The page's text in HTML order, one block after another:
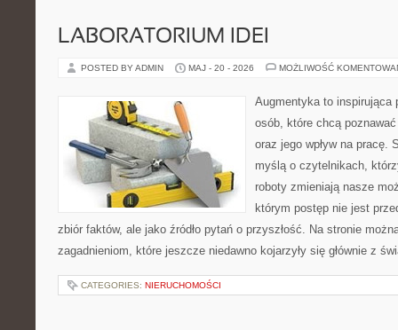
LABORATORIUM IDEI
POSTED BY ADMIN MAJ - 20 - 2026 MOŻLIWOŚĆ
Augmentyka to inspirująca
osób, które chcą
oraz jego wpływ na pracę.
myślą o czytelnikach,
roboty zmieniają nasze
którym postęp nie jest
zbiór faktów, ale jako źródło pytań o przyszłość. Na stronie
zagadnieniom, które jeszcze niedawno kojarzyły się głównie z
CATEGORIES: NIERUCHOMOŚCI